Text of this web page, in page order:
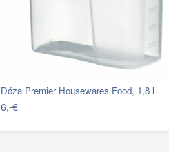
Dóza Premier Housewares Food, 1,8 l
6,-€